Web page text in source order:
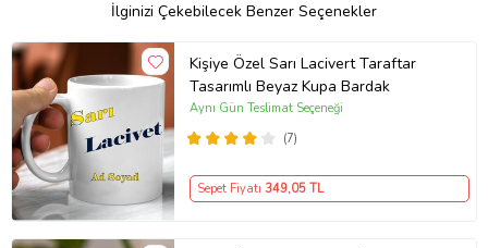
İlginizi Çekebilecek Benzer Seçenekler
Kişiye Özel Sarı Lacivert Taraftar
Tasarımlı Beyaz Kupa Bardak
(7)
Aynı Gün Teslimat Seçeneği
Sepet Fiyatı 349,05 TL